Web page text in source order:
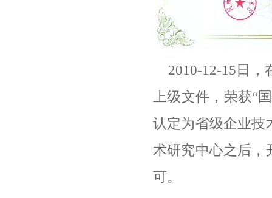
2010-12-15 日，
上级文件，荣获“
认定为省级企业技
术研究中心之后，
可。